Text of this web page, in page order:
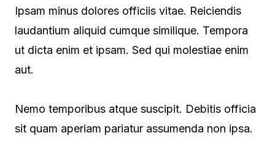
Ipsam minus dolores officiis vitae. Reiciendis
laudantium aliquid cumque similique. Tempora
ut dicta enim et ipsam. Sed qui molestiae enim
aut.
Nemo temporibus atque suscipit. Debitis officia
sit quam aperiam pariatur assumenda non ipsa.